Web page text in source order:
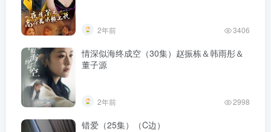
2年前 3406
情深似海终成空（30集）赵振栋＆韩雨彤＆
董子源
2年前 2998
错爱（25集）（C边）